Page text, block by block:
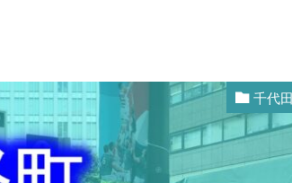
千代